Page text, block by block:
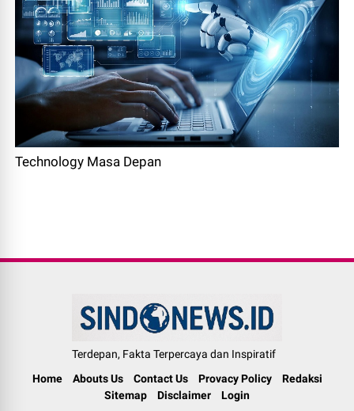
Technology Masa Depan
Terdepan, Fakta Terpercaya dan Inspiratif
Home
Abouts Us Contact Us Provacy Policy
Redaksi
Sitemap
Disclaimer Login